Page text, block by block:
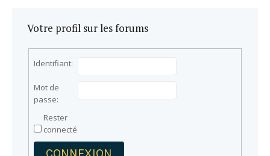
Votre profil sur les forums
Identifiant:
Mot de
passe:
Rester
connecté